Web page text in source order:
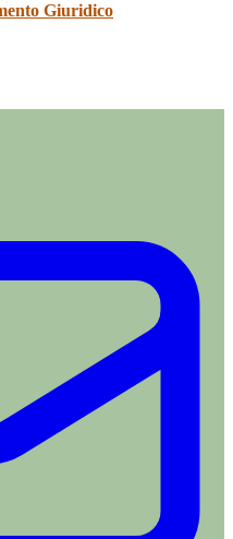
Giuridico